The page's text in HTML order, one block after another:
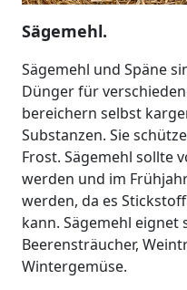
Sägemehl.
Sägemehl und Späne
Dünger für
bereichern selbst
Substanzen. Sie
Frost. Sägemehl sollte
werden und im
werden, da es
kann. Sägemehl eignet
Beerensträucher,
Wintergemüse.